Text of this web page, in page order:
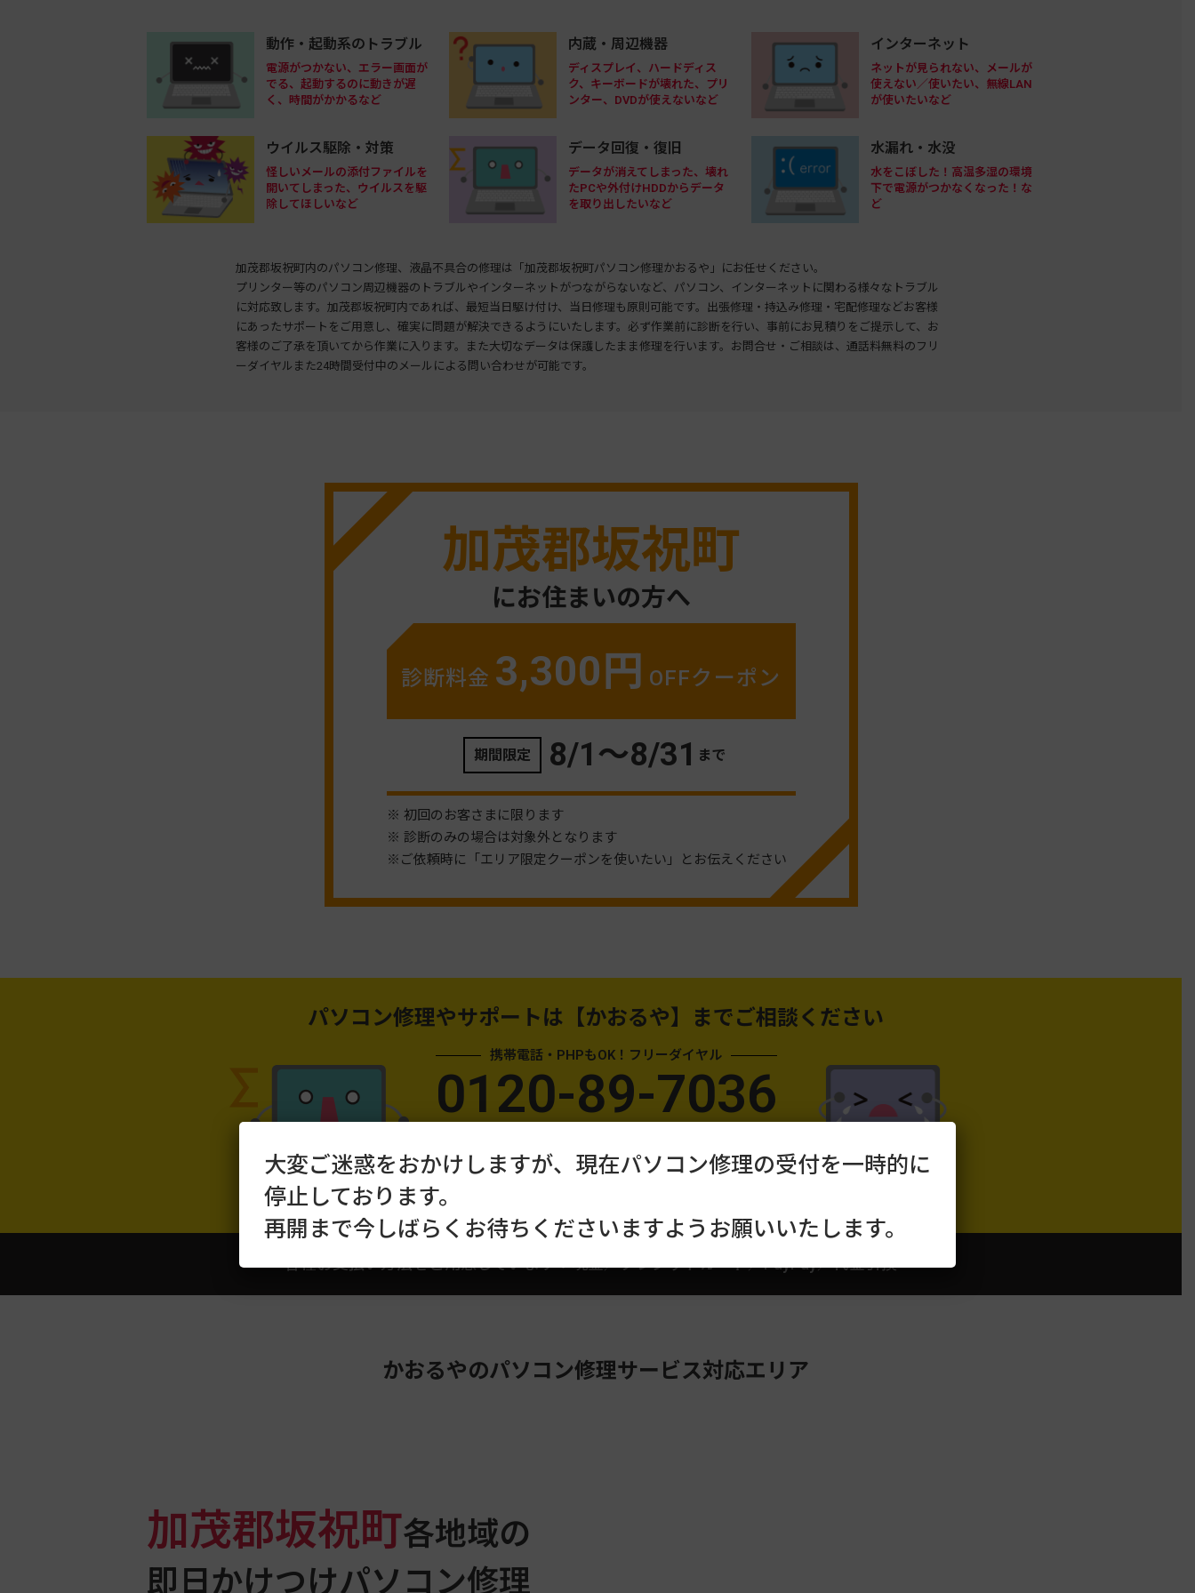
動作・起動系のトラブル
電源がつかない、エラー画面が
でる、起動するのに動きが遅
く、時間がかかるなど
内蔵・周辺機器
ディスプレイ、ハードディス
ク、キーボードが壊れた、プリ
ンター、DVDが使えないなど
インターネット
ネットが見られない、メールが
使えない／使いたい、無線LAN
が使いたいなど
ウイルス駆除・対策
怪しいメールの添付ファイルを
開いてしまった、ウイルスを駆
除してほしいなど
データ回復・復旧
データが消えてしまった、壊れ
たPCや外付けHDDからデータ
を取り出したいなど
水漏れ・水没
水をこぼした！高温多湿の環境
下で電源がつかなくなった！な
ど
加茂郡坂祝町内のパソコン修理、液晶不具合の修理は「加茂郡坂祝町パソコン修理かおるや」にお任せください。
プリンター等のパソコン周辺機器のトラブルやインターネットがつながらないなど、パソコン、インターネットに関わる様々なトラブル
に対応致します。加茂郡坂祝町内であれば、最短当日駆け付け、当日修理も原則可能です。出張修理・持込み修理・宅配修理などお客様
にあったサポートをご用意し、確実に問題が解決できるようにいたします。必ず作業前に診断を行い、事前にお見積りをご提示して、お
客様のご了承を頂いてから作業に入ります。また大切なデータは保護したまま修理を行います。お問合せ・ご相談は、通話料無料のフリ
ーダイヤルまた24時間受付中のメールによる問い合わせが可能です。
加茂郡坂祝町
にお住まいの方へ
診断料金 3,300円 OFFクーポン
期間限定 8/1〜8/31 まで
※ 初回のお客さまに限ります
※ 診断のみの場合は対象外となります
※ご依頼時に「エリア限定クーポンを使いたい」とお伝えください
パソコン修理やサポートは 【かおるや】までご相談ください
携帯電話・PHPもOK！フリーダイヤル
0120-89-7036
24時間受付メール問い合わせはこちら
各種お支払い方法をご用意しています：現金／クレジットカード／PayPay／代金引換
かおるやのパソコン修理サービス対応エリア
加茂郡坂祝町各地域の
即日かけつけパソコン修理
大変ご迷惑をおかけしますが、現在パソコン修理の受付を一時的に
停止しております。
再開まで今しばらくお待ちくださいますようお願いいたします。